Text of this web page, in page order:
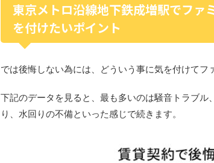
東京メトロ沿線地下鉄成増駅でファ
を付けたいポイント
では後悔しない為には、どういう事に気を付けてフ
下記のデータを見ると、最も多いのは騒音トラブル
り、水回りの不備といった感じで続きます。